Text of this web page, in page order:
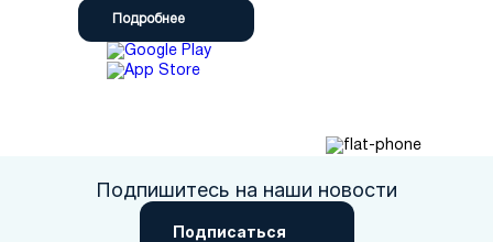
Подробнее
Подпишитесь на наши новости
Подписаться